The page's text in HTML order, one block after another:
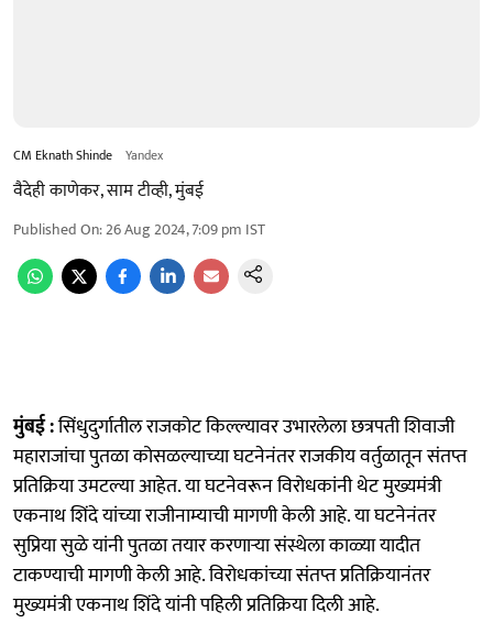
CM Eknath Shinde Yandex
वैदेही काणेकर, साम टीव्ही, मुंबई
Published On:26 Aug 2024, 7:09 pm IST
मुंबई :सिंधुदुर्गातील राजकोट किल्ल्यावर उभारलेला छत्रपती शिवाजी
महाराजांचा पुतळा कोसळल्याच्या घटनेनंतर राजकीय वर्तुळातून संतप्त
प्रतिक्रिया उमटल्या आहेत. या घटनेवरून विरोधकांनी थेट मुख्यमंत्री
एकनाथ शिंदे यांच्या राजीनाम्याची मागणी केली आहे. या घटनेनंतर
सुप्रिया सुळे यांनी पुतळा तयार करणाऱ्या संस्थेला काळ्या यादीत
टाकण्याची मागणी केली आहे. विरोधकांच्या संतप्त प्रतिक्रियानंतर
मुख्यमंत्री एकनाथ शिंदे यांनी पहिली प्रतिक्रिया दिली आहे.